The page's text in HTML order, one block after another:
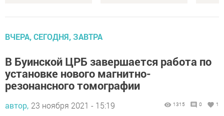
ВЧЕРА, СЕГОДНЯ, ЗАВТРА
В Буинской ЦРБ завершается работа по
установке нового магнитно-
резонансного томографии
автор, 23 ноября 2021 - 15:19 1315 0 1